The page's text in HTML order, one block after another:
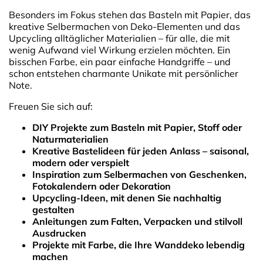
Besonders im Fokus stehen das Basteln mit Papier, das
kreative Selbermachen von Deko-Elementen und das
Upcycling alltäglicher Materialien – für alle, die mit
wenig Aufwand viel Wirkung erzielen möchten. Ein
bisschen Farbe, ein paar einfache Handgriffe – und
schon entstehen charmante Unikate mit persönlicher
Note.
Freuen Sie sich auf:
DIY Projekte zum Basteln mit Papier, Stoff oder
Naturmaterialien
Kreative Bastelideen für jeden Anlass – saisonal,
modern oder verspielt
Inspiration zum Selbermachen von Geschenken,
Fotokalendern oder Dekoration
Upcycling-Ideen, mit denen Sie nachhaltig
gestalten
Anleitungen zum Falten, Verpacken und stilvoll
Ausdrucken
Projekte mit Farbe, die Ihre Wanddeko lebendig
machen